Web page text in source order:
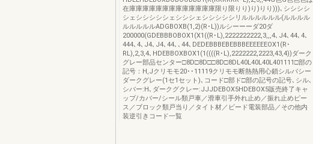
在庫庫庫庫庫庫庫庫庫庫庫庫庫限り限りり)り)りり)))､シシシシ
シェシシシシシェシシシェシシシシシリルルルルルル(ルルルル
ルルルルルADGBOXB(1,2)(R･L))ルシーーーダ20ダ
200000(GDEBBBOBOX1(X1((R･L),2222222222,3,,,4､J4､44､4､
444､4､J4､J4､44､､44､DEDEBBBEBEBBBEEEEEEOX1(R･
RL),2,3,4､HDEBBOXBOX1(1((((R･L),2222222,2223,43,4))ダーク
グレー部品センター□8D□8D□□8D□8DL40L40L40L401111□部の
記号：H,Jクリモモ20･･11119クリモモ断熱熱用心鎖シルバシー
ダークグレー(1セ1セット)､コード□部ド□部の記号の記号､シル､
シバー:H､ダークグクレー:JJJDEBOX5HDEBOX5販売終了キャ
ップ/カバー/シール類戸車／滑車引手外れ止め／振れ止めピー
ス／ブロック類戸当り／タイト材／ビード電装部品／その他内
装逆引きコード一覧